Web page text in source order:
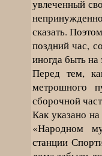
увлеченный
сказать.
поздний час,
иногда быть
Перед тем,
метрошного
сборочной
Как указано
«Народном
станции